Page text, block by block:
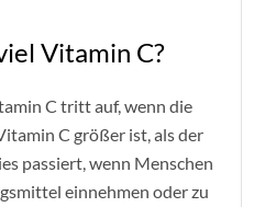
Vitamin C?
C tritt auf, wenn die
C größer ist, als der
passiert, wenn Menschen
einnehmen oder zu